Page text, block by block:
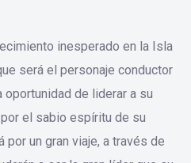
inesperado en la Isla
será el personaje conductor
de liderar a su
el sabio espíritu de su
por un gran viaje, a través de